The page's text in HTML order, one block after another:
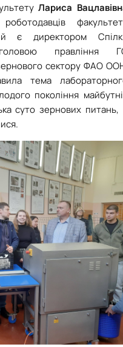
Лариса
є директором
правління
сектору ФАО
тема
покоління
суто зернових питань,